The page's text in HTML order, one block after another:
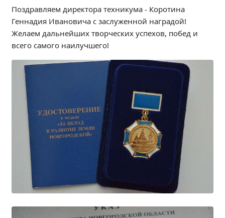
Контакты
Региональный центр по профилактике ДДТТ
Учебно-производственный комплекс
Противодействие коррупции
Всероссийское чемпионатное движение
Региональная инновационная площадка
СВЕДЕНИЯ ОБ ОБРАЗОВАТЕЛЬНОЙ ОРГАНИЗАЦИИ
Основные сведения
Структура и органы управления образовательной
организацией
Документы
Образование
Образовательные стандарты и требования
Поздравляем директора техникума - Коротина
Геннадия Ивановича с заслуженной наградой!
Желаем дальнейших творческих успехов, побед и
всего самого наилучшего!